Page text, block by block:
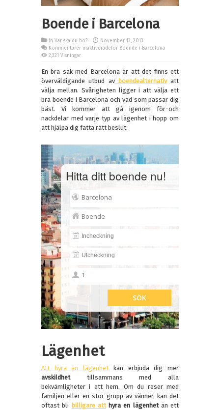
Boende i Barcelona
in Var ska du bo?
November 13, 2013
Kommentarer inaktiveradeför Boende i Barcelona
2,321 Visningar
En bra sak med Barcelona är att det finns ett
överväldigande utbud av
boendealternativatt
välja mellan. Svårigheten ligger i att välja ett
bra boende i Barcelona och vad som passar dig
bäst. Vi kommer att gå igenom för-och
nackdelar med varje typ av lägenhet i hopp om
att hjälpa dig fatta rätt beslut.
Hitta ditt boende nu!
Lägenhet
Att hyra en lägenhet kan erbjuda dig mer
avskildhettillsammans med alla
bekvämligheter i ett hem. Om du reser med
familjen eller en stor grupp av vänner, kan det
oftast bli billigare atthyra en lägenhetän ett